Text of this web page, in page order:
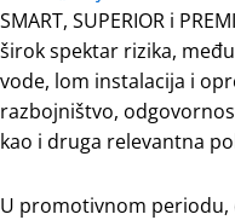
SMART, SUPERIOR i
širok spektar rizika,
vode, lom instalacija i
razbojništvo,
kao i druga relevantna
U promotivnom periodu,